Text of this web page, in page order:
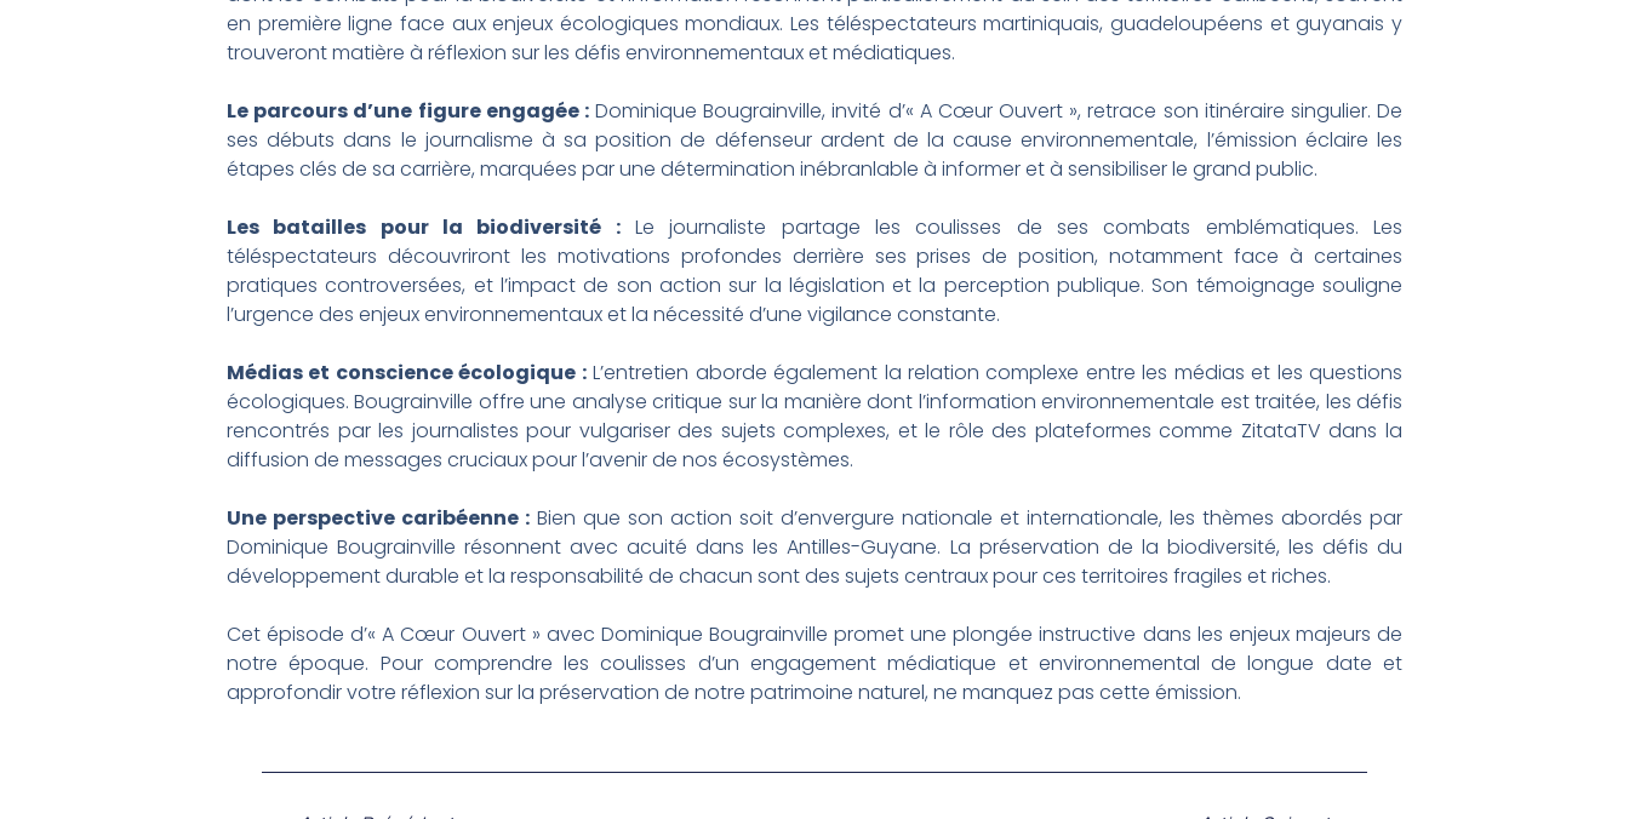
en première ligne face aux enjeux écologiques mondiaux. Les téléspectateurs martiniquais, guadeloupéens et guyanais y
trouveront matière à réflexion sur les défis environnementaux et médiatiques.
Le parcours d’une figure engagée :Dominique Bougrainville, invité d’« A Cœur Ouvert », retrace son itinéraire singulier. De
ses débuts dans le journalisme à sa position de défenseur ardent de la cause environnementale, l’émission éclaire les
étapes clés de sa carrière, marquées par une détermination inébranlable à informer et à sensibiliser le grand public.
Les batailles pour la biodiversité :Le journaliste partage les coulisses de ses combats emblématiques. Les
téléspectateurs découvriront les motivations profondes derrière ses prises de position, notamment face à certaines
pratiques controversées, et l’impact de son action sur la législation et la perception publique. Son témoignage souligne
l’urgence des enjeux environnementaux et la nécessité d’une vigilance constante.
Médias et conscience écologique :L’entretien aborde également la relation complexe entre les médias et les questions
écologiques. Bougrainville offre une analyse critique sur la manière dont l’information environnementale est traitée, les défis
rencontrés par les journalistes pour vulgariser des sujets complexes, et le rôle des plateformes comme ZitataTV dans la
diffusion de messages cruciaux pour l’avenir de nos écosystèmes.
Une perspective caribéenne : Bien que son action soit d’envergure nationale et internationale, les thèmes abordés par
Dominique Bougrainville résonnent avec acuité dans les Antilles-Guyane. La préservation de la biodiversité, les défis du
développement durable et la responsabilité de chacun sont des sujets centraux pour ces territoires fragiles et riches.
Cet épisode d’« A Cœur Ouvert » avec Dominique Bougrainville promet une plongée instructive dans les enjeux majeurs de
notre époque. Pour comprendre les coulisses d’un engagement médiatique et environnemental de longue date et
approfondir votre réflexion sur la préservation de notre patrimoine naturel, ne manquez pas cette émission.